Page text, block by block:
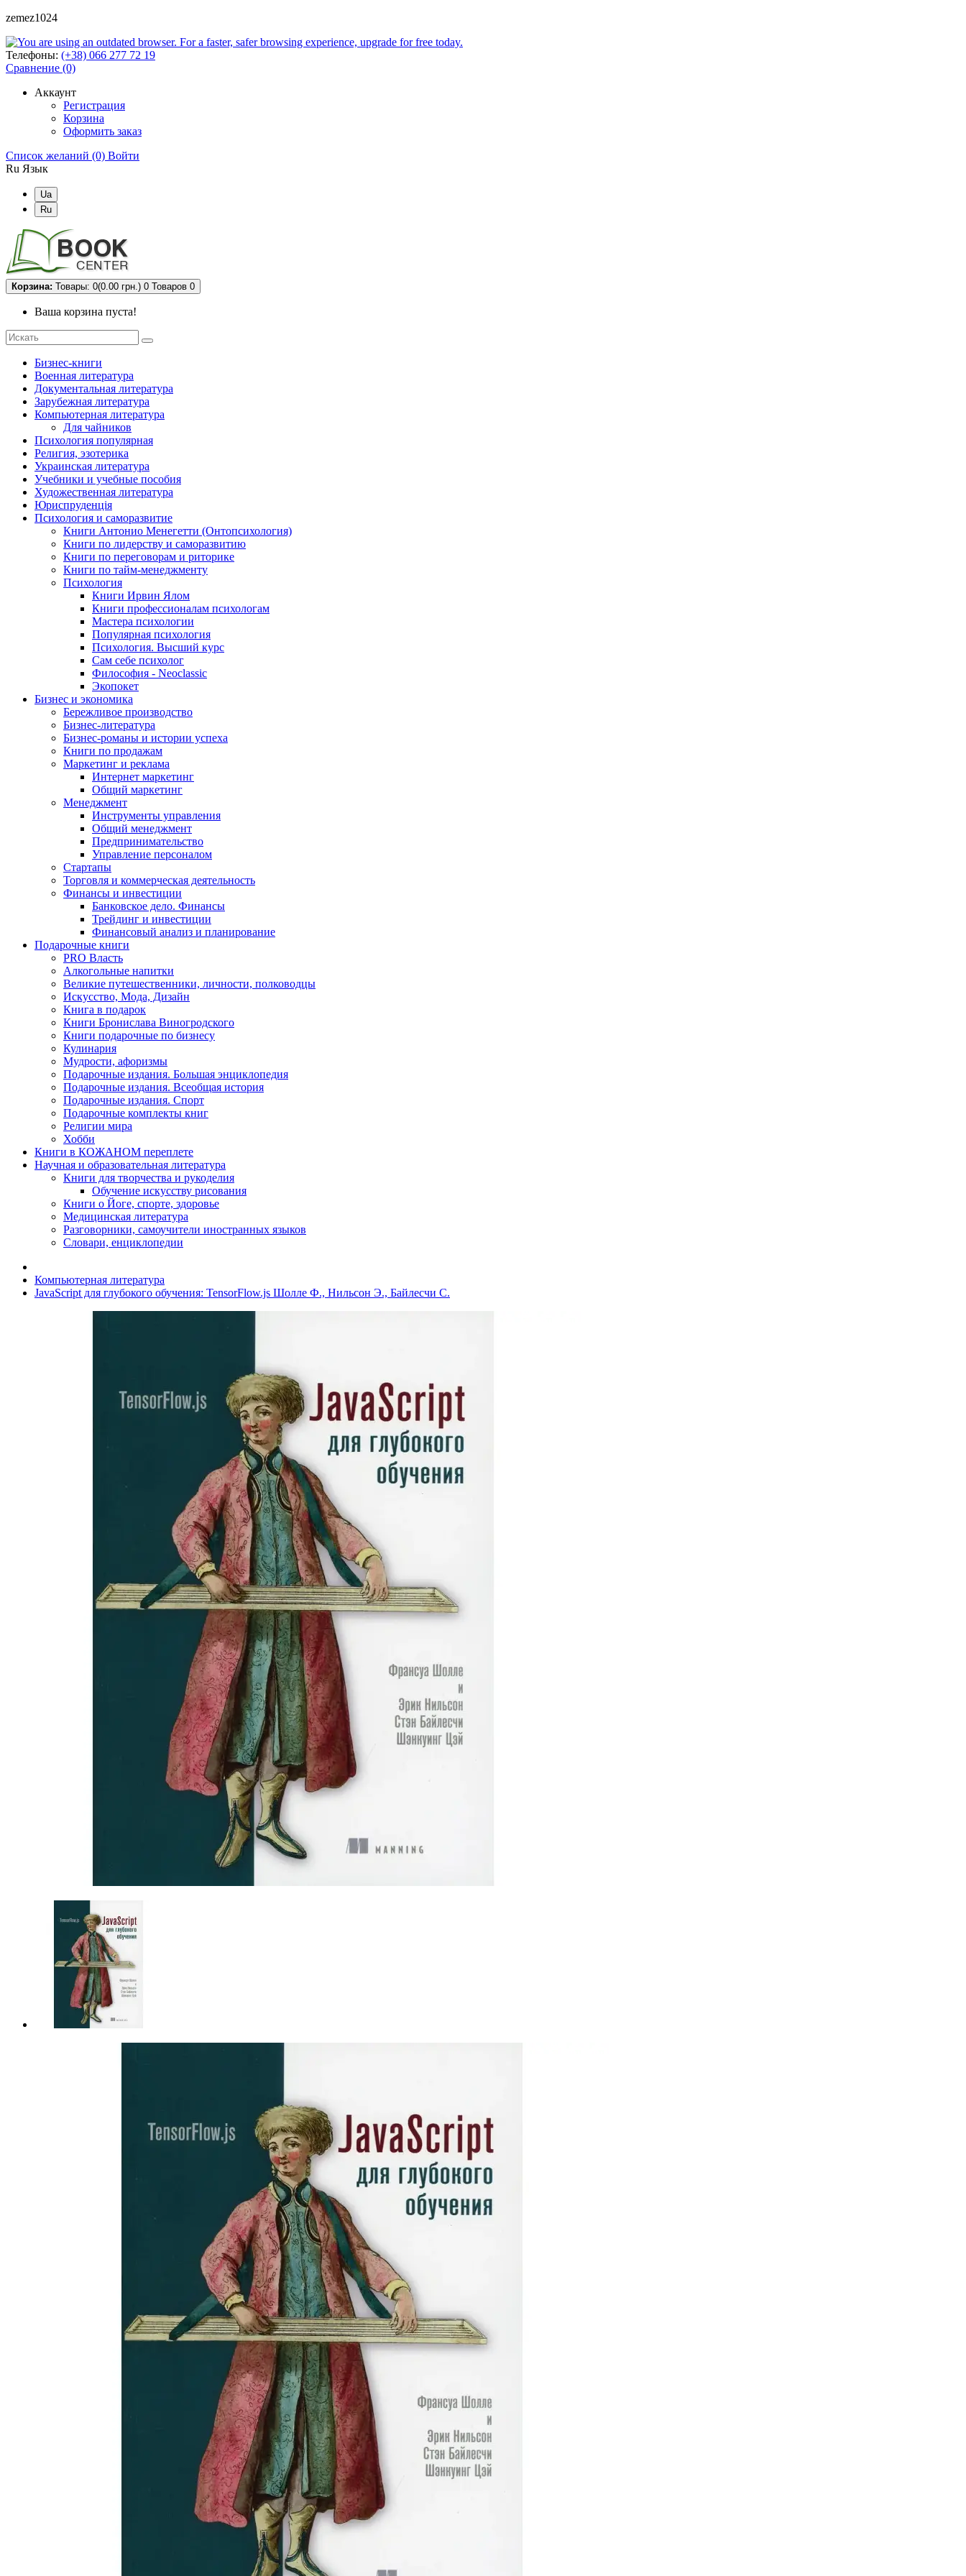
zemez1024
Телефоны: (+38) 066 277 72 19
Сравнение (0)
Аккаунт
Регистрация
Корзина
Оформить заказ
Список желаний (0) Войти
Ru Язык
Ua
Ru
Корзина: Товары: 0(0.00 грн.) 0 Товаров 0
Ваша корзина пуста!
Бизнес-книги
Военная литература
Документальная литература
Зарубежная литература
Компьютерная литература
Для чайников
Психология популярная
Религия, эзотерика
Украинская литература
Учебники и учебные пособия
Художественная литература
Юриспруденція
Психология и саморазвитие
Книги Антонио Менегетти (Онтопсихология)
Книги по лидерству и саморазвитию
Книги по переговорам и риторике
Книги по тайм-менеджменту
Психология
Книги Ирвин Ялом
Книги профессионалам психологам
Мастера психологии
Популярная психология
Психология. Высший курс
Сам себе психолог
Философия - Neoclassic
Экопокет
Бизнес и экономика
Бережливое производство
Бизнес-литература
Бизнес-романы и истории успеха
Книги по продажам
Маркетинг и реклама
Интернет маркетинг
Общий маркетинг
Менеджмент
Инструменты управления
Общий менеджмент
Предпринимательство
Управление персоналом
Стартапы
Торговля и коммерческая деятельность
Финансы и инвестиции
Банковское дело. Финансы
Трейдинг и инвестиции
Финансовый анализ и планирование
Подарочные книги
PRO Власть
Алкогольные напитки
Великие путешественники, личности, полководцы
Искусство, Мода, Дизайн
Книга в подарок
Книги Бронислава Виногродского
Книги подарочные по бизнесу
Кулинария
Мудрости, афоризмы
Подарочные издания. Большая энциклопедия
Подарочные издания. Всеобщая история
Подарочные издания. Спорт
Подарочные комплекты книг
Религии мира
Хобби
Книги в КОЖАНОМ переплете
Научная и образовательная литература
Книги для творчества и рукоделия
Обучение искусству рисования
Книги о Йоге, спорте, здоровье
Медицинская литература
Разговорники, самоучители иностранных языков
Словари, енциклопедии
Компьютерная литература
JavaScript для глубокого обучения: TensorFlow.js Шолле Ф., Нильсон Э., Байлесчи С.